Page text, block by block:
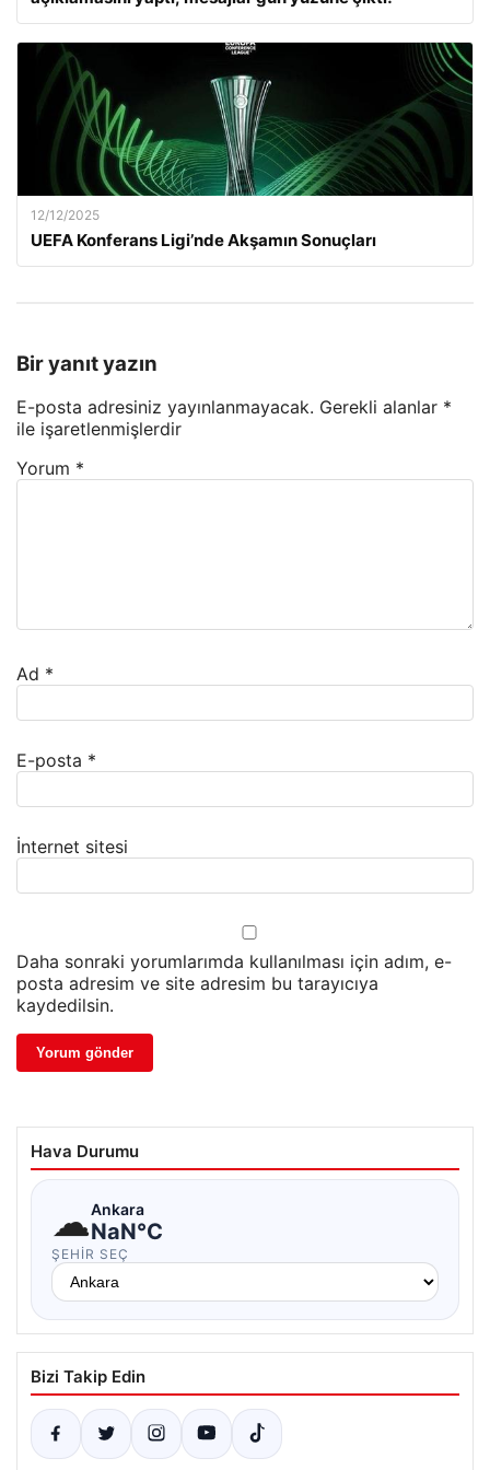
12/12/2025
UEFA Konferans Ligi’nde Akşamın Sonuçları
Bir yanıt yazın
E-posta adresiniz yayınlanmayacak. Gerekli alanlar *
ile işaretlenmişlerdir
Yorum *
Ad *
E-posta *
İnternet sitesi
Daha sonraki yorumlarımda kullanılması için adım, e-
posta adresim ve site adresim bu tarayıcıya
kaydedilsin.
Hava Durumu
☁Ankara
NaN°C
ŞEHIR SEÇ
Bizi Takip Edin